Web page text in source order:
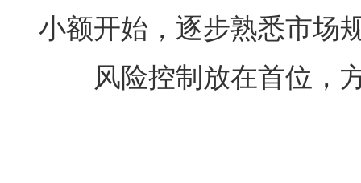
小额开始，逐步熟悉市场
风险控制放在首位，